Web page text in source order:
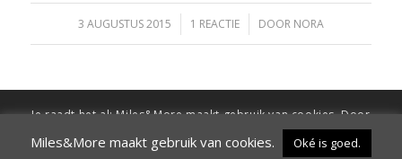
3 AUGUSTUS 2015
/ 1 REACTIE
/ DOOR NORA
Je raadt het al: Miles&More maakt gebruik van cookies. Door
verder te surfen op de site ga je hiermee akkoord
Miles&More maakt gebruik van cookies. Oké is goed.